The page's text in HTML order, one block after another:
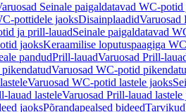
Seinale paigaldatavad WC-potid
pottidele jaoksDisainplaadidVaruosad
ja prill-lauadSeinale paigaldatavad
jaoksKeraamilise loputuspaagiga
pandudPrill-lauadVaruosad Prill-
Varuosad WC-potid
Varuosad WC-potid lastele jaoks
lauad lasteleVaruosad Prill-lauad lastele
jaoksPõrandapealsed bideedTarvikud